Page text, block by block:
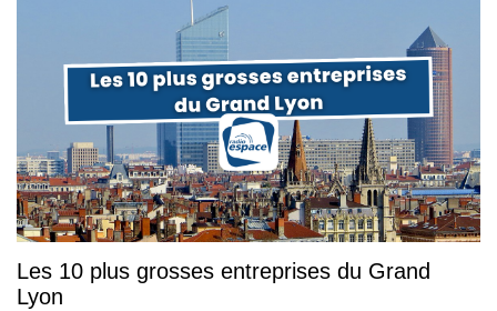
Les 10 plus grosses entreprises du Grand
Lyon